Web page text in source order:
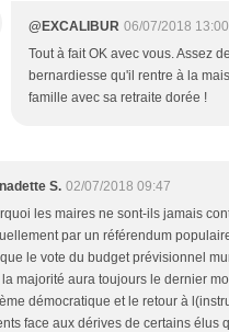
@EXCALIBUR 06/07/2018 13:00
Tout à fait OK avec vous. Assez
bernardiesse qu'il rentre à la
famille avec sa retraite dorée !
S. 02/07/2018 09:47
les maires ne sont-ils jamais
par un référendum
le vote du budget prévisionnel
majorité aura toujours le dernier
démocratique et le retour à
face aux dérives de certains élus